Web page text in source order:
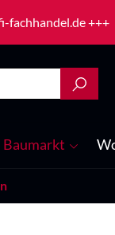
fachhandel.de +++
Baumarkt